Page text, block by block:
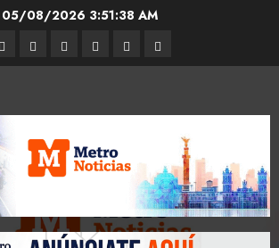
05/08/2026 3:51:39 AM
Entrevistas
Espectáculos
Movilidad
Metro
CDMX
CulturaOpinión